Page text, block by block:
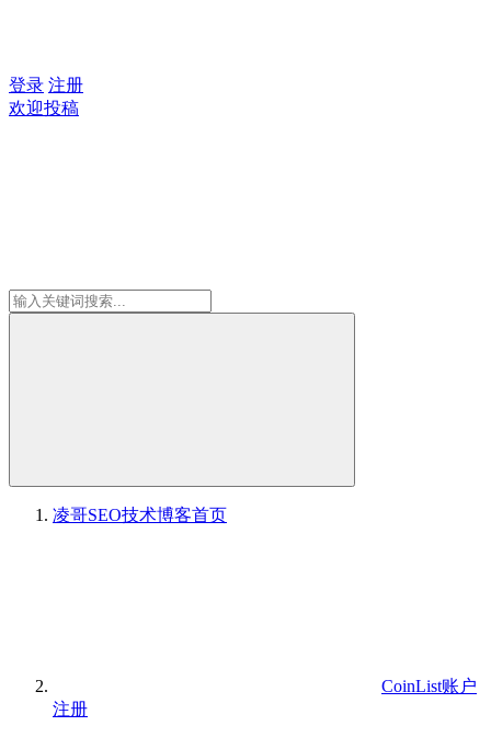
登录 注册
欢迎投稿
凌哥SEO技术博客首页
CoinList账户
注册